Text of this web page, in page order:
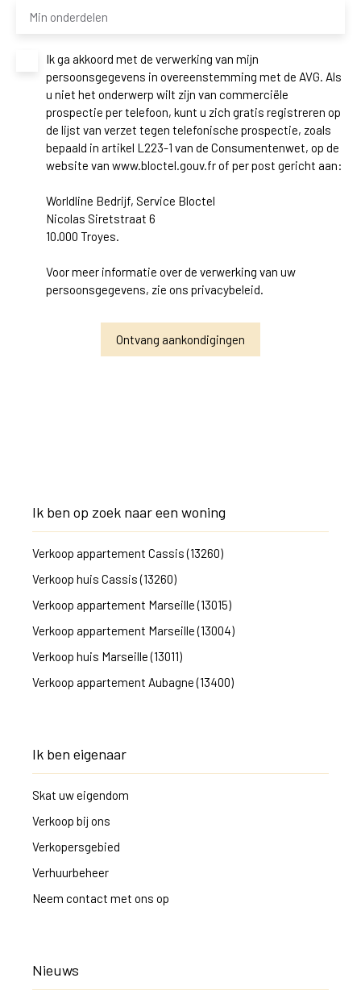
Min onderdelen
Ik ga akkoord met de verwerking van mijn
persoonsgegevens in overeenstemming met de AVG. Als
u niet het onderwerp wilt zijn van commerciële
prospectie per telefoon, kunt u zich gratis registreren op
de lijst van verzet tegen telefonische prospectie, zoals
bepaald in artikel L223-1 van de Consumentenwet, op de
website van www.bloctel.gouv.fr of per post gericht aan:
Worldline Bedrijf, Service Bloctel
Nicolas Siretstraat 6
10.000 Troyes.
Voor meer informatie over de verwerking van uw
persoonsgegevens, zie ons privacybeleid.
Ontvang aankondigingen
Ik ben op zoek naar een woning
Verkoop appartement Cassis (13260)
Verkoop huis Cassis (13260)
Verkoop appartement Marseille (13015)
Verkoop appartement Marseille (13004)
Verkoop huis Marseille (13011)
Verkoop appartement Aubagne (13400)
Ik ben eigenaar
Skat uw eigendom
Verkoop bij ons
Verkopersgebied
Verhuurbeheer
Neem contact met ons op
Nieuws